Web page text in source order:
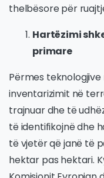
thelbësore për
Hartëzimi
primare
Përmes
inventarizimit në
trajnuar dhe të
të identifikojnë dhe
të vjetër që janë të
hektar pas hektari.